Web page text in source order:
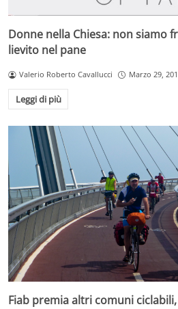
Donne nella Chiesa: non siamo
lievito nel pane
Valerio Roberto Cavallucci Marzo 29,
Leggi di più
Fiab premia altri comuni